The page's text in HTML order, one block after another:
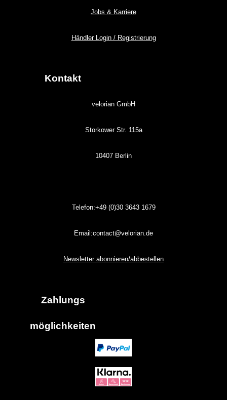
Jobs & Karriere
Händler Login / Registrierung
Kontakt
velorian GmbH
Storkower Str. 115a
10407 Berlin
Telefon:+49 (0)3036431679
Email:contact@velorian.de
Newsletter abonnieren/abbestellen
Zahlungs
möglichkeiten